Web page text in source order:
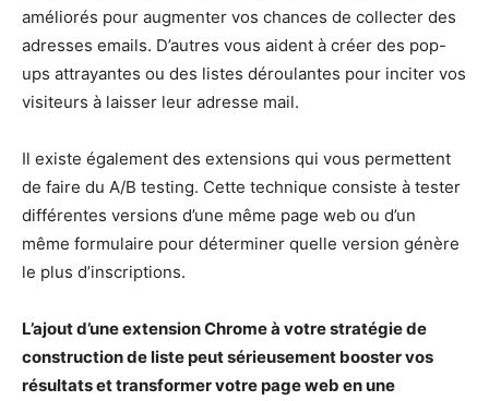
améliorés pour augmenter vos chances de collecter des
adresses emails. D’autres vous aident à créer des pop-
ups attrayantes ou des listes déroulantes pour inciter vos
visiteurs à laisser leur adresse mail.
Il existe également des extensions qui vous permettent
de faire du A/B testing. Cette technique consiste à tester
différentes versions d’une même page web ou d’un
même formulaire pour déterminer quelle version génère
le plus d’inscriptions.
L’ajout d’une extension Chrome à votre stratégie de
construction de liste peut sérieusement booster vos
résultats et transformer votre page web en une